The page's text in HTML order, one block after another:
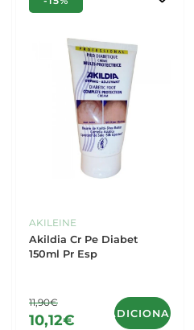
AKILEINE
Akildia Cr Pe Diabet
150ml Pr Esp
11,90€
10,12€ ADICIONAR